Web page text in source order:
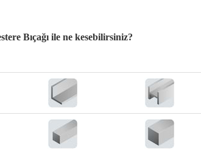
Bıçağı ile ne kesebilirsiniz?